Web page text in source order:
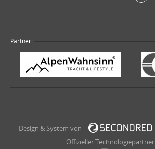
Partner
Design & System von
Offizieller Technologiepartner